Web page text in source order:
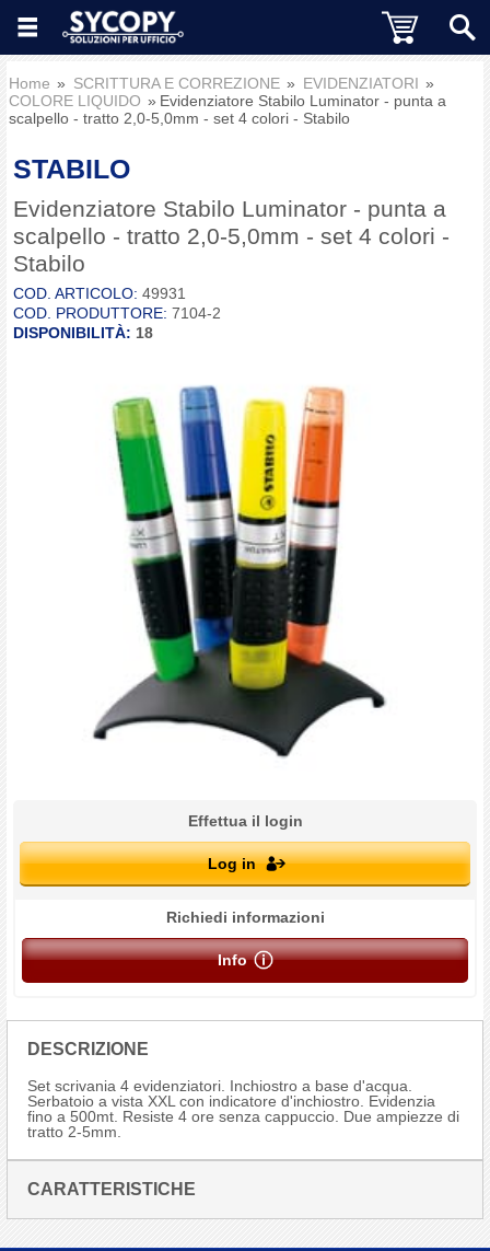
Home SCRITTURA E CORREZIONE
EVIDENZIATORI
COLORE LIQUIDO
Evidenziatore Stabilo Luminator - punta a
scalpello - tratto 2,0-5,0mm - set 4 colori - Stabilo
STABILO
Evidenziatore Stabilo Luminator - punta a
scalpello - tratto 2,0-5,0mm - set 4 colori -
Stabilo
COD. ARTICOLO: 49931
COD. PRODUTTORE: 7104-2
DISPONIBILITÀ: 18
Effettua il login
Log in
Richiedi informazioni
Info
DESCRIZIONE
Set scrivania 4 evidenziatori. Inchiostro a base d'acqua.
Serbatoio a vista XXL con indicatore d'inchiostro. Evidenzia
fino a 500mt. Resiste 4 ore senza cappuccio. Due ampiezze di
tratto 2-5mm.
CARATTERISTICHE